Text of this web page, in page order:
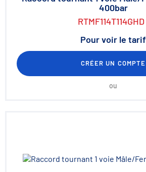
400bar
RTMF114T114GHD
Pour voir le tarif
CRÉER UN COMPTE
ou